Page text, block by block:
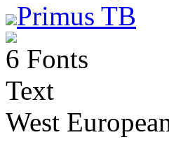
Primus TB
6 Fonts
Text
West